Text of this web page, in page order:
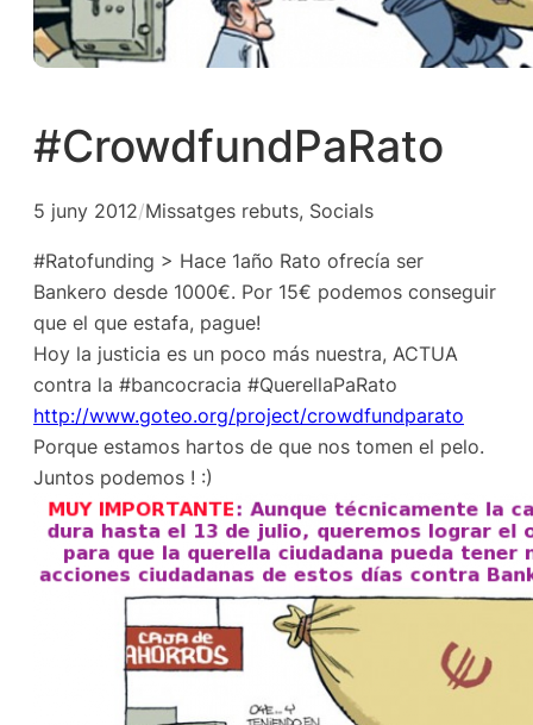
#CrowdfundPaRato
5 juny 2012/Missatges rebuts, Socials
#Ratofunding > Hace 1año Rato ofrecía ser
Bankero desde 1000€. Por 15€ podemos conseguir
que el que estafa, pague!
Hoy la justicia es un poco más nuestra, ACTUA
contra la #bancocracia #QuerellaPaRato
http://www.goteo.org/project/crowdfundparato
Porque estamos hartos de que nos tomen el pelo.
Juntos podemos ! :)